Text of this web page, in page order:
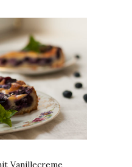
Vanillecreme